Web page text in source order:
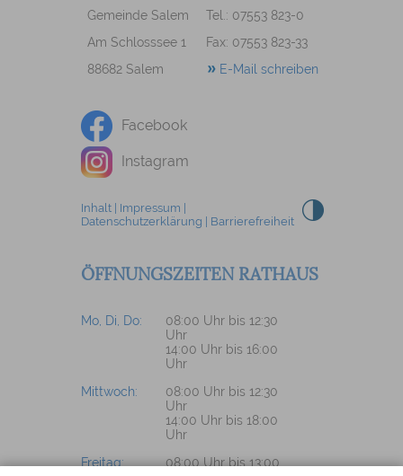
Gemeinde Salem
Tel.: 07553 823-0
Am Schlosssee 1
Fax: 07553 823-33
88682 Salem
E-Mail schreiben
Facebook
Instagram
Inhalt| Impressum |
Datenschutzerklärung | Barrierefreiheit
ÖFFNUNGSZEITEN RATHAUS
Mo, Di, Do:
08:00 Uhr bis 12:30
Uhr
14:00 Uhr bis 16:00
Uhr
Mittwoch:
08:00 Uhr bis 12:30
Uhr
14:00 Uhr bis 18:00
Uhr
Freitag:
08:00 Uhr bis 13:00